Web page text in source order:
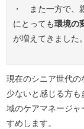
・ また一方で、
にとっても環境の
が増えてきました。
現在のシニア世代の
少ないと感じる方
域のケアマネージャ
すめします。